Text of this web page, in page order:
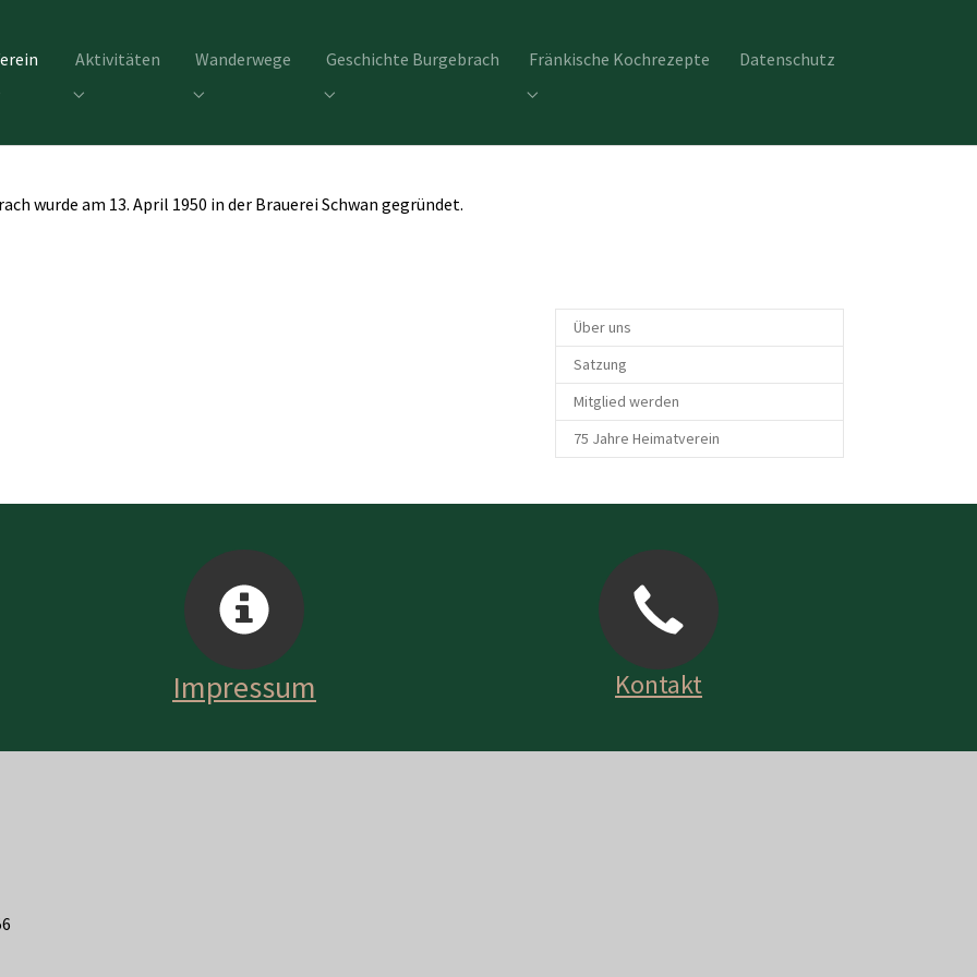
(current)
for "Verein"
Aktivitäten
Submenu for "Aktivitäten"
Wanderwege
Submenu for "Wanderwege"
Geschichte Burgebrach
Submenu for "Geschichte Burgebrach"
Fränkische Kochrezepte
Submenu for "Fränkische Kochrezepte"
Datenschutz
wurde am 13. April 1950 in der Brauerei Schwan gegründet.
Über uns
Satzung
Mitglied werden
75 Jahre Heimatverein
Impressum Kontakt